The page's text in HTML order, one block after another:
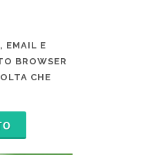
EMAIL E
BROWSER
CHE